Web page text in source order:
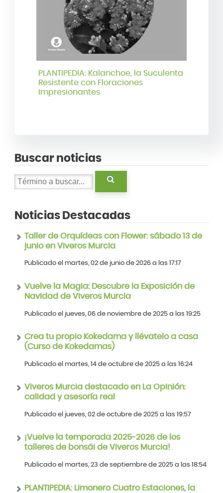
PLANTIPEDIA: Kalanchoe, la Suculenta
Resistente con Floraciones
Impresionantes
Buscar noticias
Noticias Destacadas
Taller de Orquídeas con Flower: sábado 13 de
junio en Viveros Murcia
Publicado el martes, 02 de junio de 2026 a las 17:17
Vuelve la Magia: Descubre la Exposición de
Navidad de Viveros Murcia
Publicado el jueves, 06 de noviembre de 2025 a las 19:25
Crea tu propio Kokedama y llévatelo a casa
(Curso de Kokedamas)
Publicado el martes, 14 de octubre de 2025 a las 16:24
Viveros Murcia destacado en La Opinión:
calidad y asesoría real
Publicado el jueves, 02 de octubre de 2025 a las 19:57
¡Vuelve la temporada 2025-2026 de los
talleres de bonsái de Viveros Murcia!
Publicado el martes, 23 de septiembre de 2025 a las 18:54
PLANTIPEDIA: Limonero Cuatro Estaciones, la